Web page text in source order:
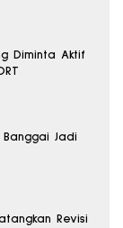
Diminta Aktif
Jadi
Revisi